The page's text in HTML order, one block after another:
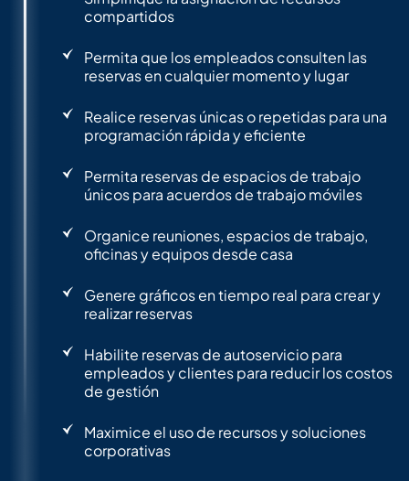
compartidos
Permita que los empleados consulten las
reservas en cualquier momento y lugar
Realice reservas únicas o repetidas para una
programación rápida y eficiente
Permita reservas de espacios de trabajo
únicos para acuerdos de trabajo móviles
Organice reuniones, espacios de trabajo,
oficinas y equipos desde casa
Genere gráficos en tiempo real para crear y
realizar reservas
Habilite reservas de autoservicio para
empleados y clientes para reducir los costos
de gestión
Maximice el uso de recursos y soluciones
corporativas